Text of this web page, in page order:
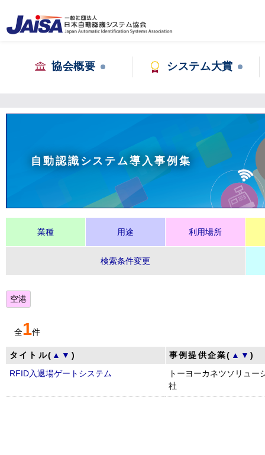
協会概要 システム大賞
自動認識システム導入事例集
業種 用途 利用場所
検索条件変更
空港
全1件
タイトル( ▲ ▼ ) 事例提供企業( ▲ ▼)
RFID入退場ゲートシステム
トーヨーカネツソリュー
社